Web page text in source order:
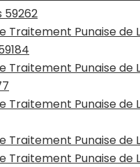
59262
Traitement Punaise de
Traitement Punaise de
Traitement Punaise de
Traitement Punaise de
Traitement Punaise de